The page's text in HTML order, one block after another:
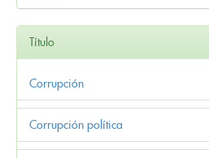
Título
Corrupción
Corrupción política